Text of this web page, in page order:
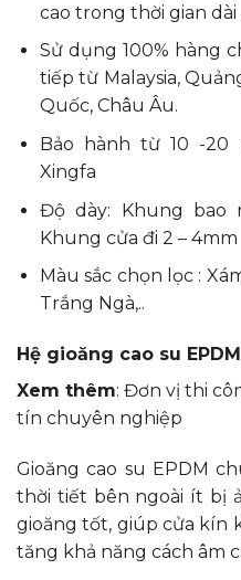
cao trong thời gian dài
Sử dụng 100% hàng
tiếp từ Malaysia,
Quốc, Châu Âu.
Bảo hành từ 10 -20
Xingfa
Độ dày: Khung bao
Khung cửa đi 2 – 4mm
Màu sắc chọn lọc :
Trắng Ngà,..
Hệ gioăng cao su
Xem thêm: Đơn vị thi
tín chuyên nghiệp
Gioăng cao su EPDM
thời tiết bên ngoài ít bị
gioăng tốt, giúp cửa kín
tăng khả năng cách âm